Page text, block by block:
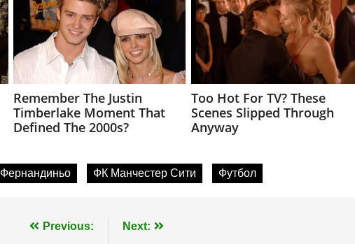
Фернандиньо ФК Манчестер Сити Футбол
Previous: Next: